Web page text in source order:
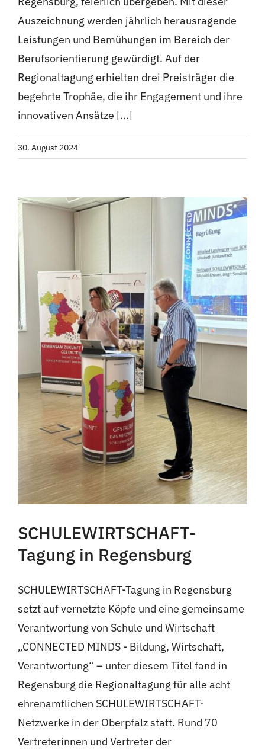
Auszeichnung werden jährlich herausragende
Leistungen und Bemühungen im Bereich der
Berufsorientierung gewürdigt. Auf der
Regionaltagung erhielten drei Preisträger die
begehrte Trophäe, die ihr Engagement und ihre
innovativen Ansätze [...]
30. August 2024
SCHULEWIRTSCHAFT-
Tagung in Regensburg
SCHULEWIRTSCHAFT-Tagung in Regensburg
setzt auf vernetzte Köpfe und eine gemeinsame
Verantwortung von Schule und Wirtschaft
„CONNECTED MINDS - Bildung, Wirtschaft,
Verantwortung“ – unter diesem Titel fand in
Regensburg die Regionaltagung für alle acht
ehrenamtlichen SCHULEWIRTSCHAFT-
Netzwerke in der Oberpfalz statt. Rund 70
Vertreterinnen und Vertreter der